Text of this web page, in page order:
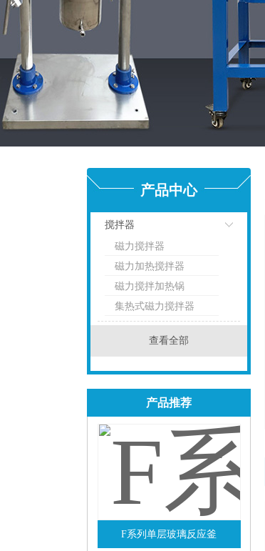
产品中心
搅拌器
磁力搅拌器
磁力加热搅拌器
磁力搅拌加热锅
集热式磁力搅拌器
查看全部
产品推荐
F系列单层玻璃反应釜